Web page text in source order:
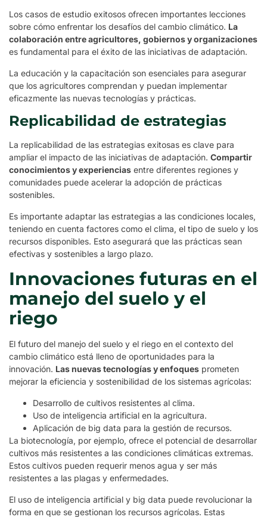
Los casos de estudio exitosos ofrecen importantes lecciones
sobre cómo enfrentar los desafíos del cambio climático. La
colaboración entre agricultores, gobiernos y organizaciones
es fundamental para el éxito de las iniciativas de adaptación.
La educación y la capacitación son esenciales para asegurar
que los agricultores comprendan y puedan implementar
eficazmente las nuevas tecnologías y prácticas.
Replicabilidad de estrategias
La replicabilidad de las estrategias exitosas es clave para
ampliar el impacto de las iniciativas de adaptación. Compartir
conocimientos y experiencias entre diferentes regiones y
comunidades puede acelerar la adopción de prácticas
sostenibles.
Es importante adaptar las estrategias a las condiciones locales,
teniendo en cuenta factores como el clima, el tipo de suelo y los
recursos disponibles. Esto asegurará que las prácticas sean
efectivas y sostenibles a largo plazo.
Innovaciones futuras en el
manejo del suelo y el
riego
El futuro del manejo del suelo y el riego en el contexto del
cambio climático está lleno de oportunidades para la
innovación. Las nuevas tecnologías y enfoques prometen
mejorar la eficiencia y sostenibilidad de los sistemas agrícolas:
Desarrollo de cultivos resistentes al clima.
Uso de inteligencia artificial en la agricultura.
Aplicación de big data para la gestión de recursos.
La biotecnología, por ejemplo, ofrece el potencial de desarrollar
cultivos más resistentes a las condiciones climáticas extremas.
Estos cultivos pueden requerir menos agua y ser más
resistentes a las plagas y enfermedades.
El uso de inteligencia artificial y big data puede revolucionar la
forma en que se gestionan los recursos agrícolas. Estas